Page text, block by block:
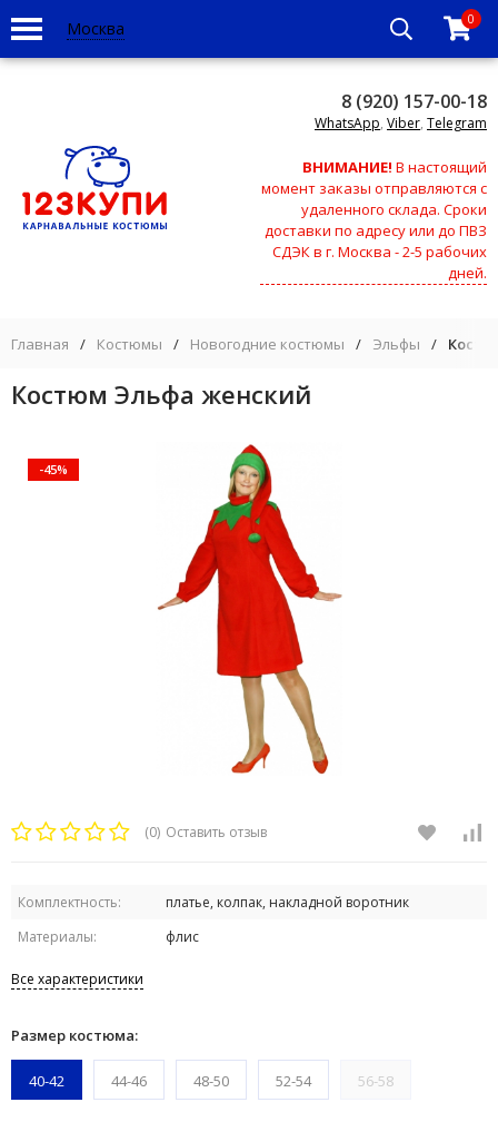
Москва 0
8 (920) 157-00-18
WhatsApp, Viber, Telegram
ВНИМАНИЕ! В настоящий
момент заказы отправляются с
удаленного склада. Сроки
доставки по адресу или до ПВЗ
СДЭК в г. Москва - 2-5 рабочих
дней.
Главная / Костюмы / Новогодние костюмы / Эльфы /
Костюм Эльфа женский
-45%
(0) Оставить отзыв
Комплектность:
платье, колпак, накладной воротник
Материалы:
флис
Все характеристики
Размер костюма:
40-42 44-46 48-50 52-54 56-58